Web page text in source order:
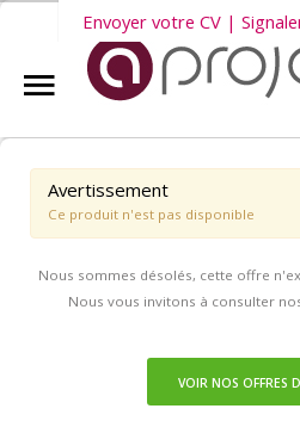
Accueil
Aprojob ?
Entreprises
Offres d'emploi
Envoyer votre CV |
Avertissement
Ce produit n'est pas disponible
Nous sommes désolés, cette offre
Nous vous invitons à consulter
VOIR NOS OFFRES